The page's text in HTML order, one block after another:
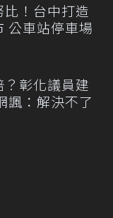
！台中打造
公車站停車場
彰化議員建
諷：解決不了